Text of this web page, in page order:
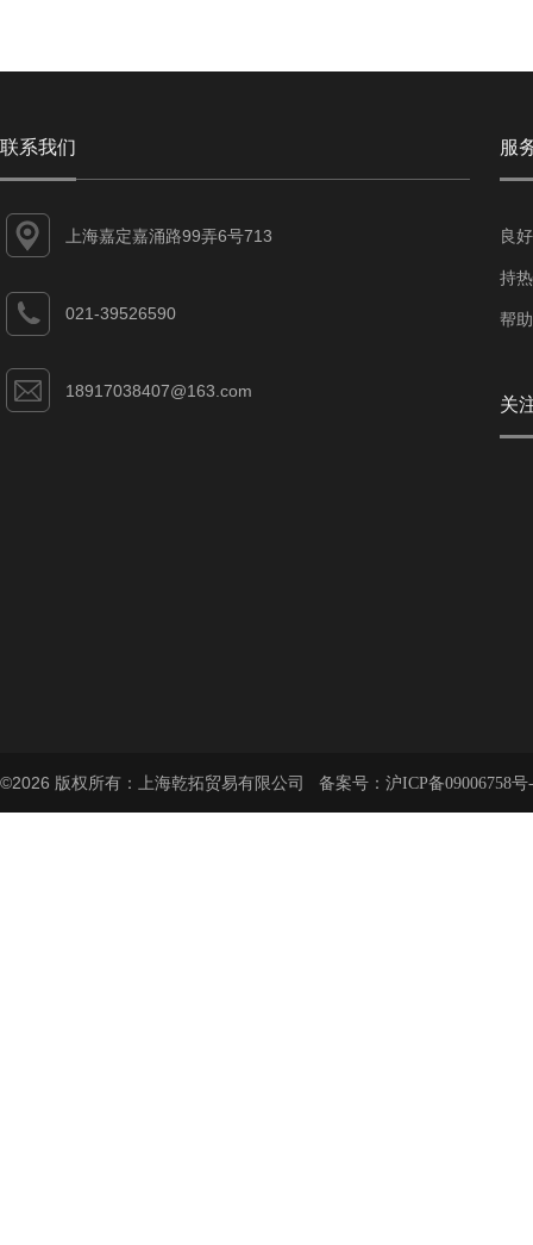
联系我们
上海嘉定嘉涌路99弄6号713
021-39526590
18917038407@163.com
服
良
持
帮
关
©2026 版权所有：上海乾拓贸易有限公司 备案号： 沪ICP备09006758号